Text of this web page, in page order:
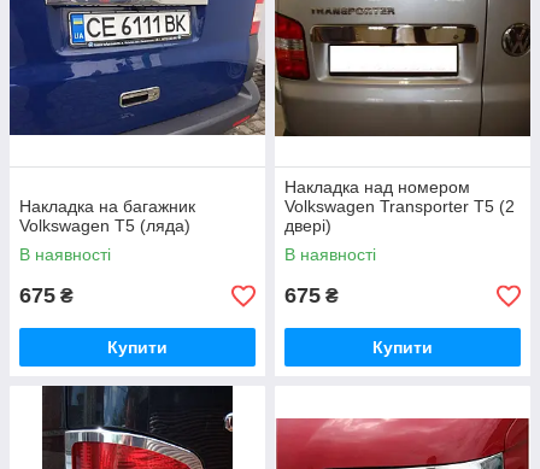
Накладка на багажник
Volkswagen T5 (ляда)
В наявності
675 ₴
Купити
Накладка над номером
Volkswagen Transporter T5 (2
двері)
В наявності
675 ₴
Купити